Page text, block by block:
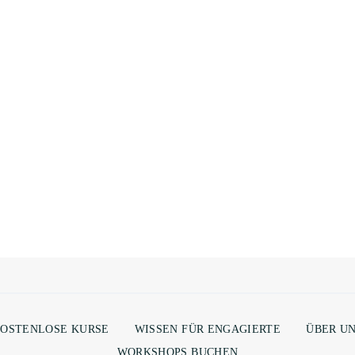
KURSE WISSEN FÜR ENGAGIERTE
ÜBER
WORKSHOPS BUCHEN